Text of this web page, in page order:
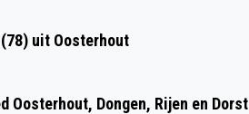
uit Oosterhout
Dongen, Rijen en Dorst